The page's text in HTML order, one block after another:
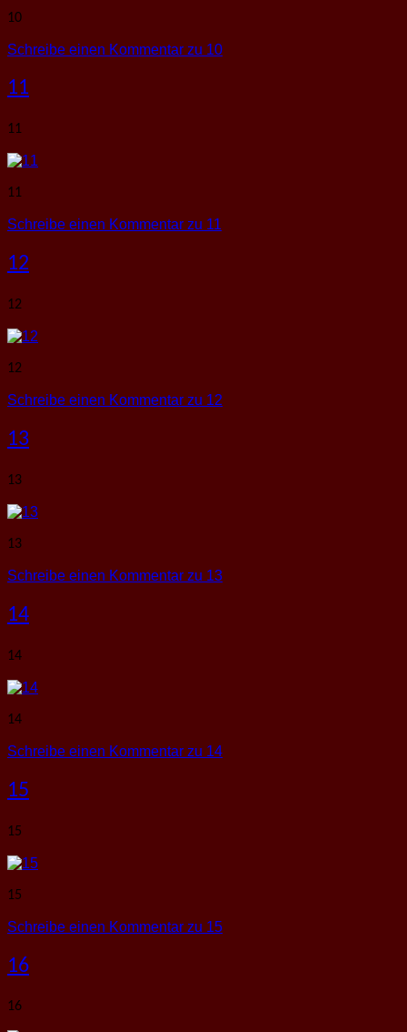
10
Schreibe einen Kommentar zu 10
11
11
11
Schreibe einen Kommentar zu 11
12
12
12
Schreibe einen Kommentar zu 12
13
13
13
Schreibe einen Kommentar zu 13
14
14
14
Schreibe einen Kommentar zu 14
15
15
15
Schreibe einen Kommentar zu 15
16
16